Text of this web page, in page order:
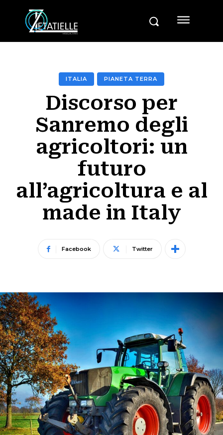
ITALIA PIANETA TERRA
Discorso per
Sanremo degli
agricoltori: un
futuro
all’agricoltura e al
made in Italy
Facebook Twitter